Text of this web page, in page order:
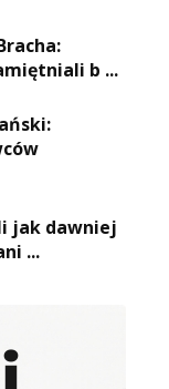
b ...
jak dawniej
...